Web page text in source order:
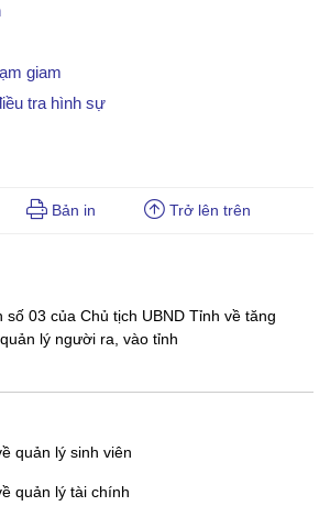
giam
tra hình sự
Bản in Trở lên trên
số 03 của Chủ tịch UBND Tỉnh về tăng
lý người ra, vào tỉnh
quản lý sinh viên
quản lý tài chính